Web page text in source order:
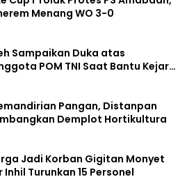
Menang WO 3-0
Sampaikan Duka atas
POM TNI Saat Bantu Kejar
Pangan, Distanpan
Demplot Hortikultura
Jadi Korban Gigitan Monyet
Inhil Turunkan 15 Personel